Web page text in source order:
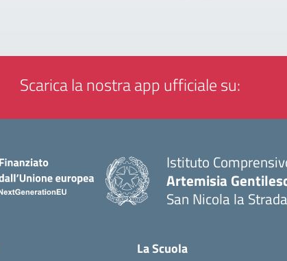
Scarica la nostra app ufficiale su:
Istituto
Artemisia
San Nicola la
La Scuola